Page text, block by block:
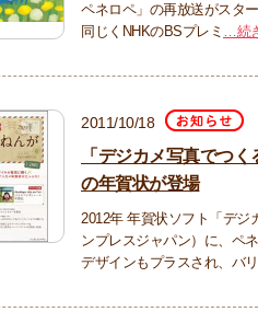
ペネロペ」の再放送がスタ
同じくNHKのBSプレミ …続
2011/10/18
「デジカメ写真でつ
の年賀状が登場
2012年 年賀状ソフト「デジ
ンプレスジャパン）に、ペ
デザインもプラスされ、バリ